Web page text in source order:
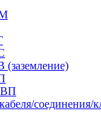
соединения/